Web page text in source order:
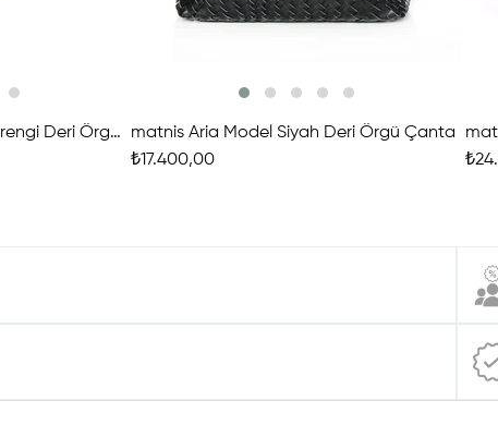
matnis Sofia Model Kahverengi Deri Örgü Çanta
matnis Aria Model Siyah Deri Örgü Çanta
₺17.400,00